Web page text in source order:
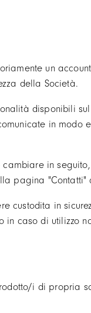
un
della Società.
disponibili
in modo
in
pagina "Contatti"
custodita in
caso di utilizzo
i di propria